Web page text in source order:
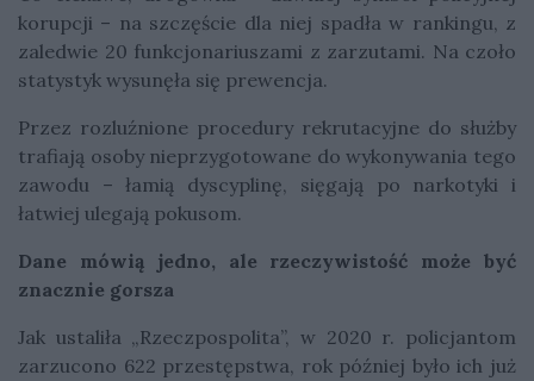
korupcji – na szczęście dla niej spadła w rankingu, z
zaledwie 20 funkcjonariuszami z zarzutami. Na czoło
statystyk wysunęła się prewencja.
Przez rozluźnione procedury rekrutacyjne do służby
trafiają osoby nieprzygotowane do wykonywania tego
zawodu – łamią dyscyplinę, sięgają po narkotyki i
łatwiej ulegają pokusom.
Dane mówią jedno, ale rzeczywistość może być
znacznie gorsza
Jak ustaliła „Rzeczpospolita”, w 2020 r. policjantom
zarzucono 622 przestępstwa, rok później było ich już